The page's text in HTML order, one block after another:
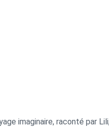
imaginaire, raconté par